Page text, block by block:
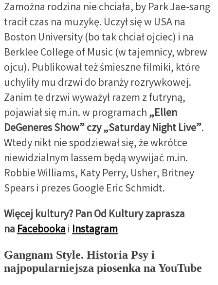
Zamożna rodzina nie chciała, by Park Jae-sang
tracił czas na muzykę. Uczył się w USA na
Boston University (bo tak chciał ojciec) i na
Berklee College of Music (w tajemnicy, wbrew
ojcu). Publikował też śmieszne filmiki, które
uchyliły mu drzwi do branży rozrywkowej.
Zanim te drzwi wyważył razem z futryną,
pojawiał się m.in. w programach„Ellen
DeGeneres Show” czy „Saturday Night Live”.
Wtedy nikt nie spodziewał się, że wkrótce
niewidzialnym lassem będą wywijać m.in.
Robbie Williams, Katy Perry, Usher, Britney
Spears i prezes Google Eric Schmidt.
Więcej kultury? Pan Od Kultury zaprasza
naFacebookaiInstagram
Gangnam Style. Historia Psy i
najpopularniejsza piosenka na YouTube